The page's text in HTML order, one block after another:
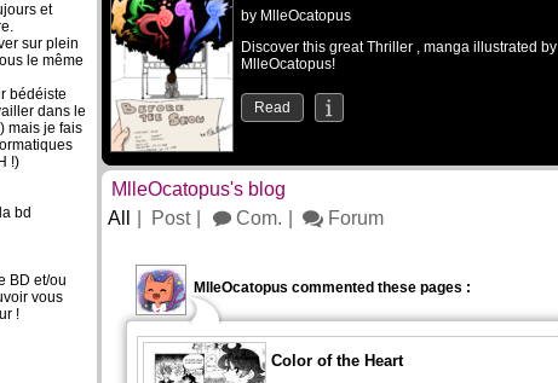
et
sur plein
le même
bédéiste
dans le
mais je fais
!)
bd
BD et/ou
vous
!
by MlleOcatopus
Discover this great Thriller , manga illustrated by
MlleOcatopus!
Read
MlleOcatopus's blog
All Post Com. Forum
MlleOcatopus commented these pages :
Color of the Heart